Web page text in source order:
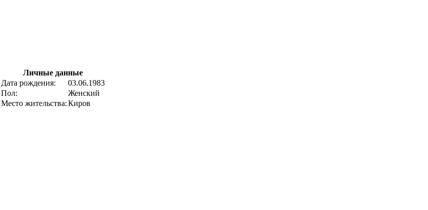
Личные данные
Дата рождения:
03.06.1983
Пол:
Женский
Место жительства:Киров